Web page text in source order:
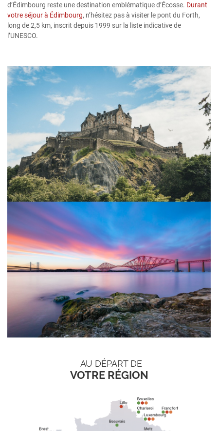
d’Édimbourg reste une destination emblématique d’Écosse. Durant
votre séjour à Édimbourg, n’hésitez pas à visiter le pont du Forth,
long de 2,5 km, inscrit depuis 1999 sur la liste indicative de
l’UNESCO.
AU DÉPART DE
VOTRE RÉGION